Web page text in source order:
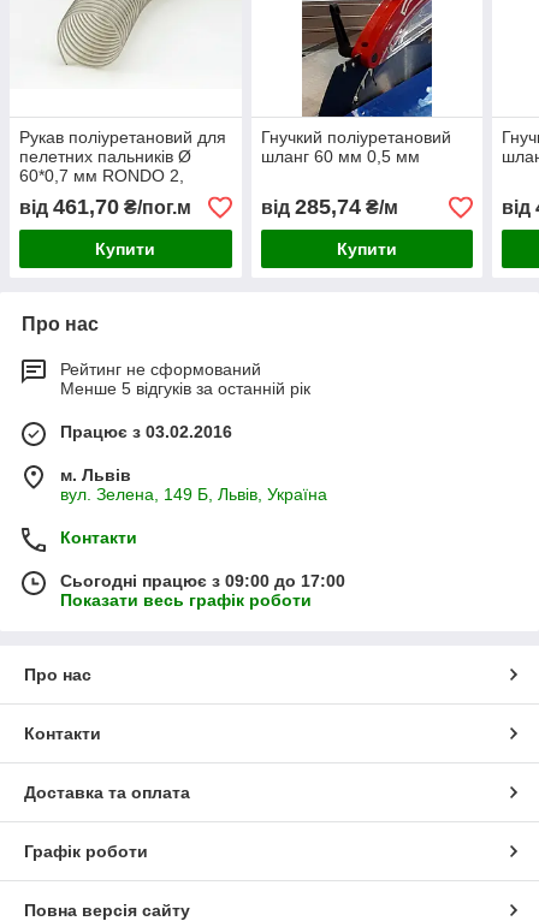
Рукав поліуретановий для
пелетних пальників Ø
60*0,7 мм RONDO 2,
Польща, абразивостійкий
гнучкий шланг
від 461,70 ₴/пог.м
Купити
Гнучкий поліуретановий
шланг 60 мм 0,5 мм
від 285,74₴/м
Купити
від
Про нас
Рейтинг не сформований
Менше 5 відгуків за останній рік
Працює з 03.02.2016
м. Львів
вул. Зелена, 149 Б, Львів, Україна
Контакти
Сьогодні працює з 09:00 до 17:00
Показати весь графік роботи
Про нас
Контакти
Доставка та оплата
Графік роботи
Повна версія сайту